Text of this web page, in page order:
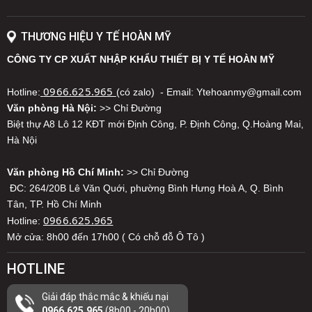
🌺Nguyên lý hoạt động của bơm tiêm
điện là gì?
Bơm tiêm điện hoạt động dựa trên cơ chế sử dụng động cơ
điện để tạo lực đẩy pít-tông của ống tiêm, giúp đưa thuốc
ổn định. Khi thiết bị được cài đặt, hệ thống điều khiển điện tử
THƯƠNG HIỆU Y TẾ HOÀN MỸ
CÔNG TY CP XUẤT NHẬP KHẨU THIẾT BỊ Y TẾ HOÀN MỸ
Hotline: 0966.625.965 (có zalo) - Email: Ytehoanmy@gmail.com
Văn phòng Hà Nội: >> Chỉ Đường
Biệt thự A8 Lô 12 KĐT mới Định Công, P. Định Công, Q.Hoàng Mai,
Hà Nội
Văn phòng Hồ Chí Minh: >> Chỉ Đường
ĐC: 264/20B Lê Văn Quới, phường Bình Hưng Hoà A, Q. Bình
Tân, TP. Hồ Chí Minh
Hotline: 0966.625.965
Mở cửa: 8h00 đến 17h00 ( Có chỗ đỗ Ô Tô )
HOTLINE
Giải đáp thắc mắc & khiếu nại